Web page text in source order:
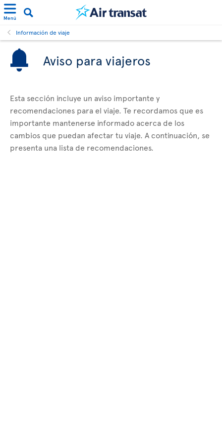
Menú
Información de viaje
Aviso para viajeros
Esta sección incluye un aviso importante y
recomendaciones para el viaje. Te recordamos que es
importante mantenerse informado acerca de los
cambios que puedan afectar tu viaje. A continuación, se
presenta una lista de recomendaciones.